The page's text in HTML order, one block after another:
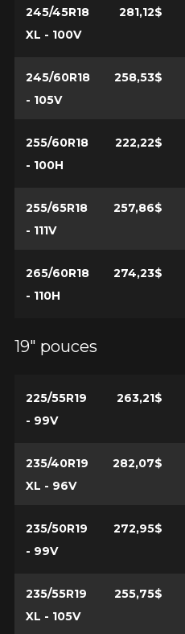
245/45R18
XL - 100V
281,12$
245/60R18
- 105V
258,53$
255/60R18
- 100H
222,22$
255/65R18
- 111V
257,86$
265/60R18
- 110H
274,23$
19" pouces
225/55R19
- 99V
263,21$
235/40R19
XL - 96V
282,07$
235/50R19
- 99V
272,95$
235/55R19
XL - 105V
255,75$